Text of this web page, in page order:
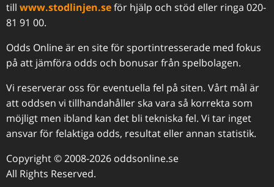
till www.stodlinjen.seför hjälp och stöd eller ringa 020-
81 91 00.
Odds Online är en site för sportintresserade med fokus
på att jämföra odds och bonusar från spelbolagen.
Vi reserverar oss för eventuella fel på siten. Vårt mål är
att oddsen vi tillhandahåller ska vara så korrekta som
möjligt men ibland kan det bli tekniska fel. Vi tar inget
ansvar för felaktiga odds, resultat eller annan statistik.
Copyright © 2008-2026 oddsonline.se
All Rights Reserved.